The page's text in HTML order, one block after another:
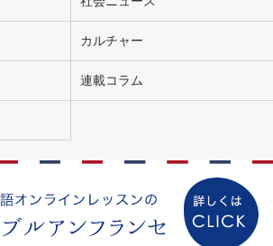
カルチャー
連載コラム
個人情報の取り扱いについて